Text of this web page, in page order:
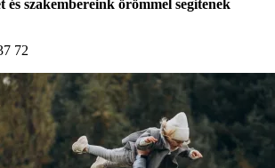
szakembereink örömmel segítenek
72